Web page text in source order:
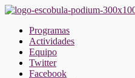
Saltar
contenidoProgramas
Actividades
Equipo
Twitter
Facebook